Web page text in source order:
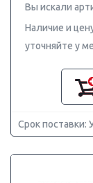
Вы искали
Наличие и
уточняйте у
Срок поставки: